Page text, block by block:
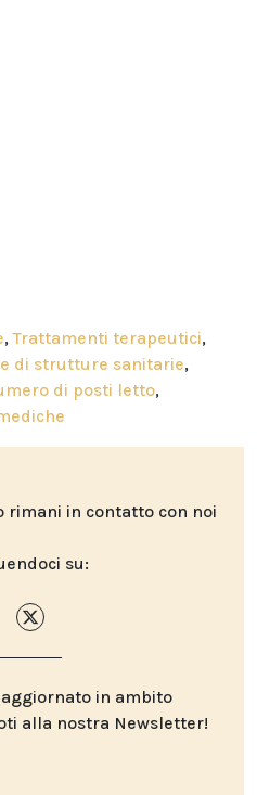
,Trattamenti terapeutici,
di strutture sanitarie,
di posti letto,
rimani in contatto con noi
su:
in ambito
alla nostra Newsletter!